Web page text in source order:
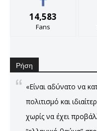
14,583
Fans
Ρήση
«Είναι αδύνατο να
πολιτισμό και
χωρίς να έχει